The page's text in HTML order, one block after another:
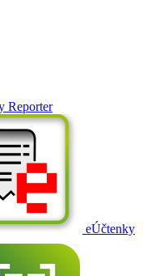
Reporter
eÚčtenky